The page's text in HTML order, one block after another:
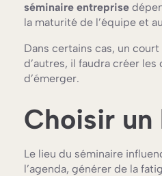
séminaire entreprise
la maturité de l’équipe et
Dans certains cas, un
d’autres, il faudra créer
d’émerger.
Choisir un
Le lieu du séminaire
l’agenda, générer de la